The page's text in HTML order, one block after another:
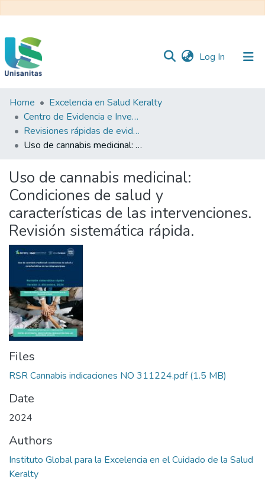
Log In (current)
Inicio
Web
Unisanitas
Web
Biblioteca
Home
Excelencia en Salud Keralty
Centro de Evidencia e Investigación para las Decisiones en Salud – CEIDS
Revisiones rápidas de evidencia
Uso de cannabis medicinal: Condiciones de salud y características de las intervenciones. Revisión sistemática rápida.
Uso de cannabis medicinal:
Condiciones de salud y
características de las intervenciones.
Revisión sistemática rápida.
Files
RSR Cannabis indicaciones NO 311224.pdf(1.5 MB)
Date
2024
Authors
Instituto Global para la Excelencia en el Cuidado de la Salud
Keralty